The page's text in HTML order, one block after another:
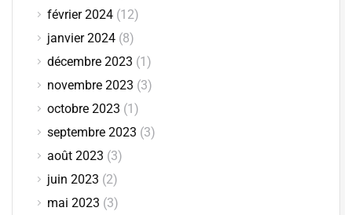
février 2024 (12)
janvier 2024 (8)
décembre 2023 (1)
novembre 2023 (3)
octobre 2023 (1)
septembre 2023 (3)
août 2023 (3)
juin 2023 (2)
mai 2023 (3)